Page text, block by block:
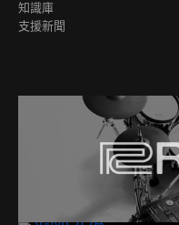
知識庫
支援新聞